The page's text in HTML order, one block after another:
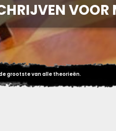
VOOR
grootste van alle theorieën.